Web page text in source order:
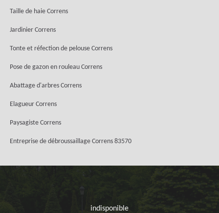
Taille de haie Correns
Jardinier Correns
Tonte et réfection de pelouse Correns
Pose de gazon en rouleau Correns
Abattage d'arbres Correns
Elagueur Correns
Paysagiste Correns
Entreprise de débroussaillage Correns 83570
indisponible